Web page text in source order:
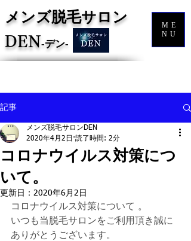
メンズ脱毛サロン
DEN‐デン‐
ME
NU
記事
コロナウイルス対策につ
いて。
メンズ脱毛サロンDEN
2020年4月2日 読了時間: 2分
更新日： 2020年6月2日
コロナウイルス対策について 。
いつも当脱毛サロンをご利用頂き誠に
ありがとうございます。